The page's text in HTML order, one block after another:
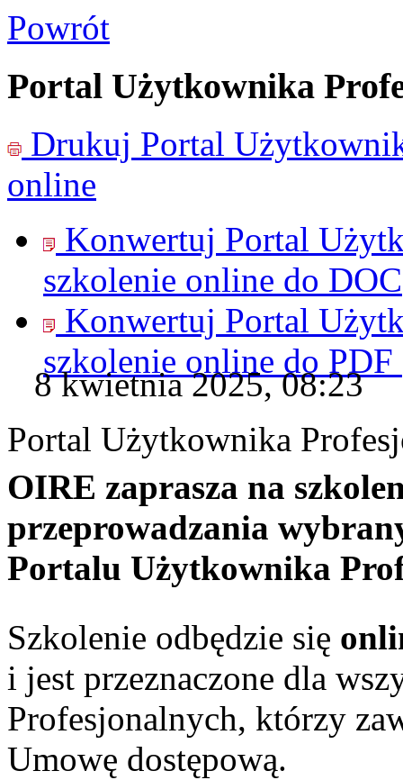
Powrót
Portal Użytkownika
Drukuj Portal
online
Konwertuj Portal
szkolenie online do DOC
Konwertuj Portal
szkolenie online do PDF
8 kwietnia 2025, 08:23
Portal Użytkownika
OIRE zaprasza na
przeprowadzania
Portalu Użytkownika
Szkolenie odbędzie się
i jest przeznaczone dla
Profesjonalnych, którzy
Umowę dostępową.